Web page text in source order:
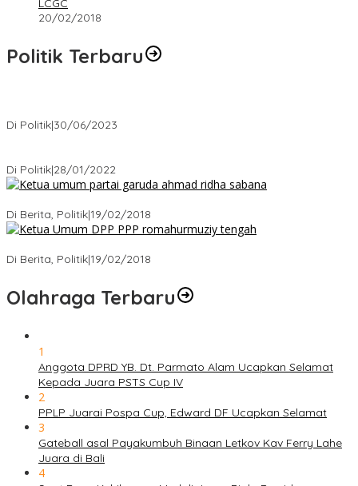
LCGC
20/02/2018
Politik Terbaru
Di Politik|30/06/2023
Di Politik|28/01/2022
Di Berita, Politik|19/02/2018
Di Berita, Politik|19/02/2018
Olahraga Terbaru
1
Anggota DPRD YB. Dt. Parmato Alam Ucapkan Selamat
Kepada Juara PSTS Cup IV
2
PPLP Juarai Pospa Cup, Edward DF Ucapkan Selamat
3
Gateball asal Payakumbuh Binaan Letkov Kav Ferry Lahe
Juara di Bali
4